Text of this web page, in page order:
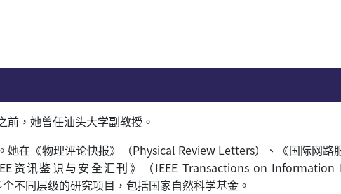
前，她曾任汕头大学副教授。
她在《物理评论快报》（Physical Review Letters）、《国际网路
资讯鉴识与安全汇刊》（IEEE Transactions on Information
不同层级的研究项目，包括国家自然科学基金。